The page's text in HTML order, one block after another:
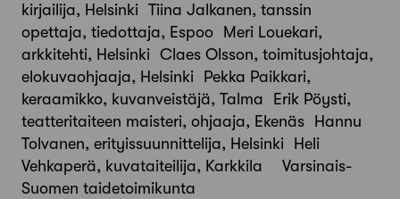
kirjailija, Helsinki Tiina Jalkanen, tanssin
opettaja, tiedottaja, Espoo Meri Louekari,
arkkitehti, Helsinki Claes Olsson, toimitusjohtaja,
elokuvaohjaaja, Helsinki Pekka Paikkari,
keraamikko, kuvanveistäjä, Talma Erik Pöysti,
teatteritaiteen maisteri, ohjaaja, Ekenäs Hannu
Tolvanen, erityissuunnittelija, Helsinki Heli
Vehkaperä, kuvataiteilija, Karkkila Varsinais-
Suomen taidetoimikunta